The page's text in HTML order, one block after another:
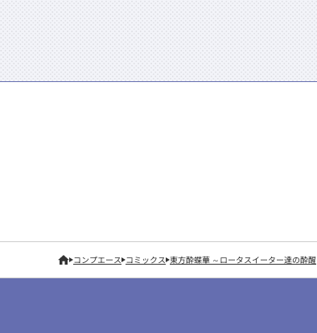
コンプエース コミックス 東方酔蝶華 ～ロータスイーター達の酔醒